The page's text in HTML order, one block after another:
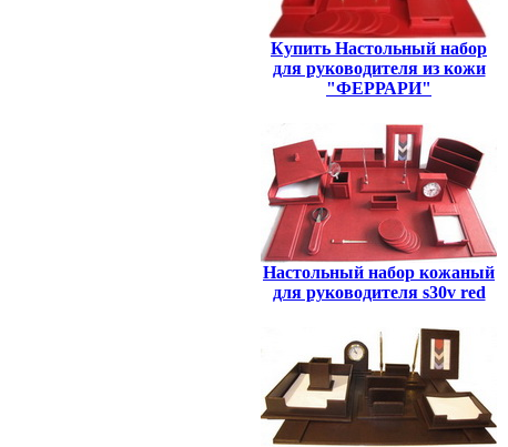
Купить Настольный набор
для руководителя из кожи
"ФЕРРАРИ"
Настольный набор кожаный
для руководителя s30v red